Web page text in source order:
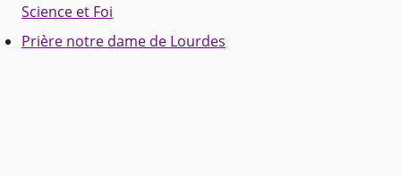
Science et Foi
Prière notre dame de Lourdes